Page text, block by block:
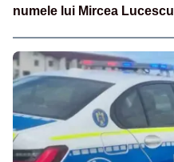
numele lui Mircea Lucescu